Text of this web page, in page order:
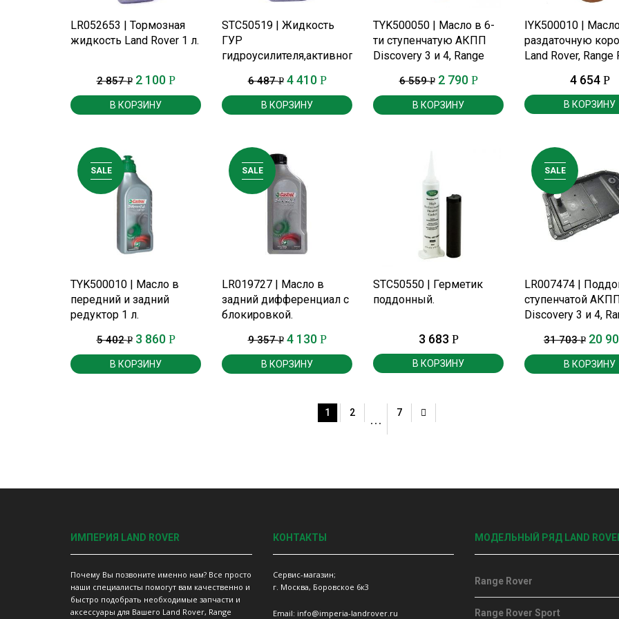
ПОДРОБНЕЕ
LR052653 | Тормозная
жидкость Land Rover 1 л.
2 857Р 2 100 Р
В КОРЗИНУ
ПОДРОБНЕЕ
STC50519 | Жидкость
ГУР
гидроусилителя,активного
Rover,Range Rover.
6 487Р 4 410 Р
В КОРЗИНУ
ПОДРОБНЕЕ
TYK500050 | Масло в 6-
ти ступенчатую АКПП
Discovery 3 и 4, Range
6 559Р 2 790 Р
В КОРЗИНУ
ПОДРОБНЕЕ
IYK500010 |
раздаточную
Land Rover, Range
4 654 Р
В КОРЗИНУ
SALE
ПОДРОБНЕЕ
TYK500010 | Масло в
передний и задний
редуктор 1 л.
5 402Р 3 860 Р
В КОРЗИНУ
SALE
ПОДРОБНЕЕ
LR019727 | Масло в
задний дифференциал с
блокировкой.
9 357Р 4 130 Р
В КОРЗИНУ
ПОДРОБНЕЕ
STC50550 | Герметик
поддонный.
3 683 Р
В КОРЗИНУ
SALE
ПОДРОБНЕЕ
LR007474 |
ступенчатой
Discovery 3 и 4,
31 703Р 20
В КОРЗИНУ
1 2 … 7
ИМПЕРИЯ LAND ROVER
Почему Вы позвоните именно нам? Все просто
наши специалисты помогут вам качественно и
быстро подобрать необходимые запчасти и
аксессуары для Вашего Land Rover, Range
КОНТАКТЫ
Сервис-магазин;
г. Москва, Боровское 6к3
Email: info@imperia-landrover.ru
МОДЕЛЬНЫЙ РЯД LAND
Range Rover
Range Rover Sport